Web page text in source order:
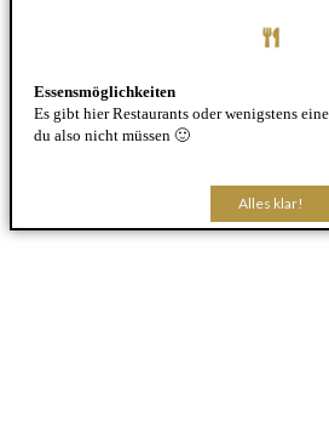
Alles klar!
Alles klar!
Alles klar!
Alles klar!
Essensmöglichkeiten
Es gibt hier Restaurants oder wenigstens
du also nicht müssen 🙂
Alles klar!